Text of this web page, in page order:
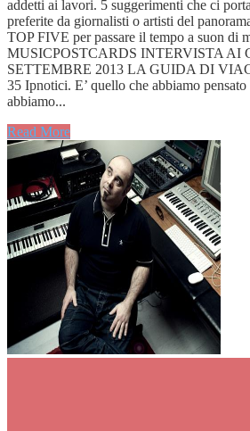
addetti ai lavori. 5 suggerimenti che ci
preferite da giornalisti o artisti del
TOP FIVE per passare il tempo a suon di
MUSICPOSTCARDS INTERVISTA AI
SETTEMBRE 2013 LA GUIDA DI
35 Ipnotici. E’ quello che abbiamo
abbiamo...
Read More